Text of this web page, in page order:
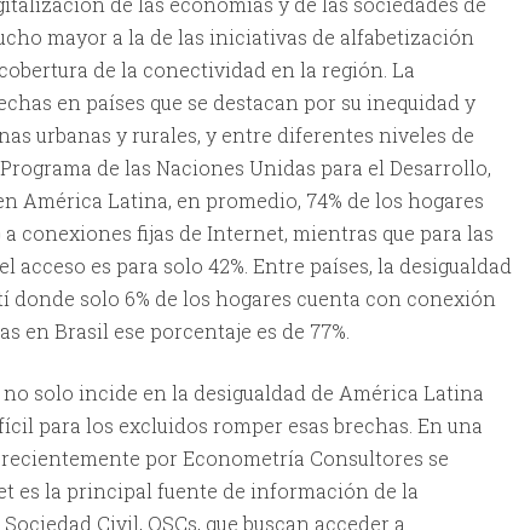
mayor a la de las iniciativas de alfabetización
de la conectividad en la región. La
en países que se destacan por su inequidad y
urbanas y rurales, y entre diferentes niveles de
de las Naciones Unidas para el Desarrollo,
América Latina, en promedio, 74% de los hogares
conexiones fijas de Internet, mientras que para las
acceso es para solo 42%. Entre países, la desigualdad
donde solo 6% de los hogares cuenta con conexión
en Brasil ese porcentaje es de 77%.
solo incide en la desigualdad de América Latina
para los excluidos romper esas brechas. En una
por Econometría Consultores se
es la principal fuente de información de la
Civil, OSCs, que buscan acceder a